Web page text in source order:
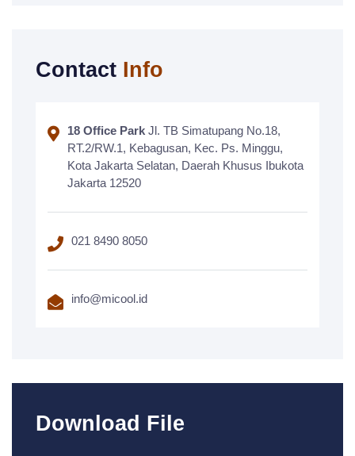
Contact Info
18 Office Park Jl. TB Simatupang No.18,
RT.2/RW.1, Kebagusan, Kec. Ps. Minggu,
Kota Jakarta Selatan, Daerah Khusus Ibukota
Jakarta 12520
021 8490 8050
info@micool.id
Download File